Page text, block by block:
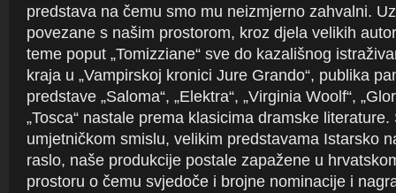
predstava na čemu smo mu neizmjerno zahvalni.
povezane s našim prostorom, kroz djela velikih
teme poput „Tomizziane“ sve do kazališnog
kraja u „Vampirskoj kronici Jure Grando“, publika
predstave „Saloma“, „Elektra“, „Virginia Woolf“,
„Tosca“ nastale prema klasicima dramske
umjetničkom smislu, velikim predstavama Istarsko
raslo, naše produkcije postale zapažene u
prostoru o čemu svjedoče i brojne nominacije i